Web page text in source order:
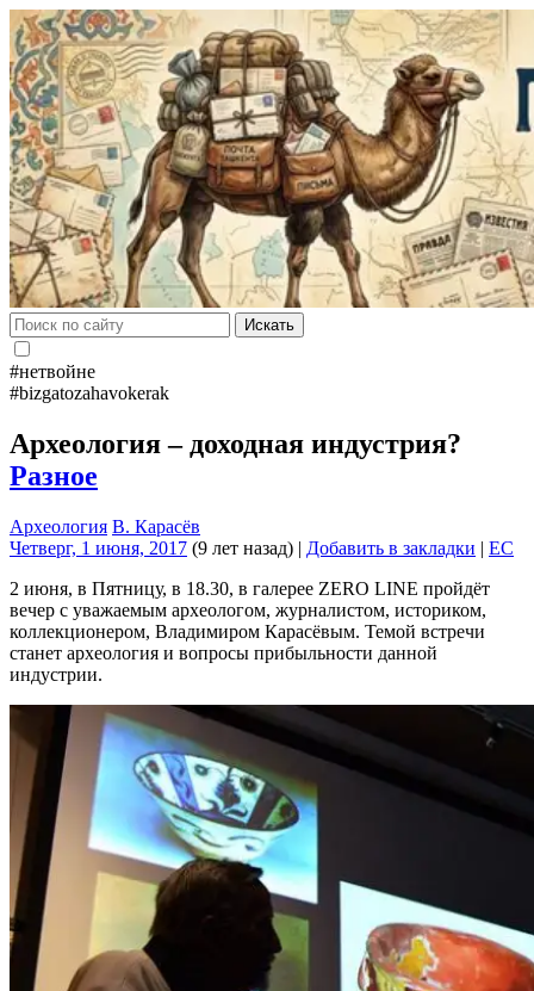
Искать
#нетвойне
#bizgatozahavokerak
Археология – доходная индустрия?
Разное
Археология В. Карасёв
Четверг, 1 июня, 2017 (9 лет назад) | Добавить в закладки | EC
2 июня, в Пятницу, в 18.30, в галерее ZERO LINE пройдёт
вечер с уважаемым археологом, журналистом, историком,
коллекционером, Владимиром Карасёвым. Темой встречи
станет археология и вопросы прибыльности данной
индустрии.